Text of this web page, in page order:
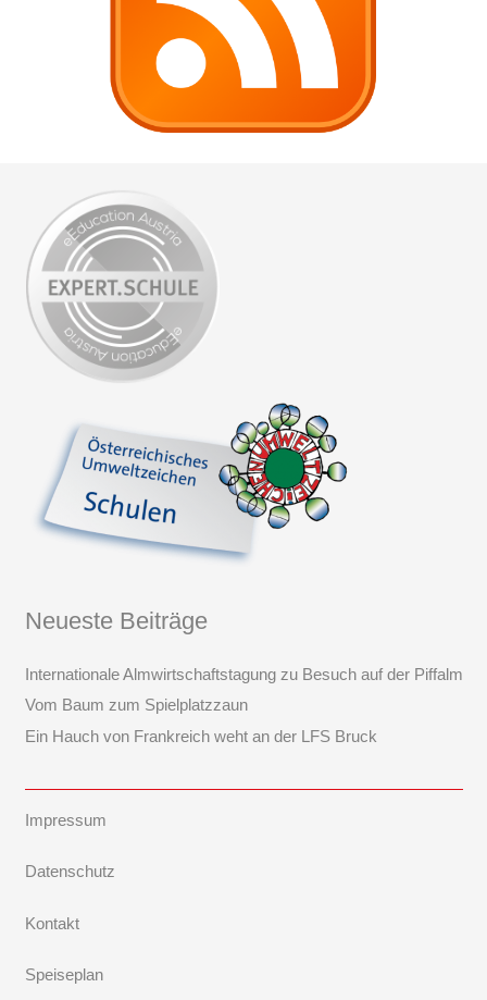
Neueste Beiträge
Internationale Almwirtschaftstagung zu Besuch auf der Piffalm
Vom Baum zum Spielplatzzaun
Ein Hauch von Frankreich weht an der LFS Bruck
Impressum
Datenschutz
Kontakt
Speiseplan